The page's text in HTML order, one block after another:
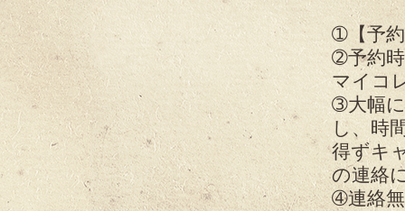
➀【予
➁予約
マイコ
➂大幅
し、時
得ずキ
の連絡
➃連絡